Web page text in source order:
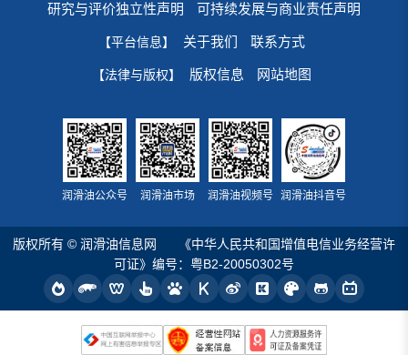
研究与评价独立性声明 可持续发展与商业责任声明
【平台信息】 关于我们 联系方式
【法律与版权】 版权信息 网站地图
润滑油公众号 润滑油市场 润滑油视频号 润滑油抖音号
版权所有 © 润滑油信息网
《中华人民共和国增值电信业务经营许
可证》编号：粤B2-20050302号